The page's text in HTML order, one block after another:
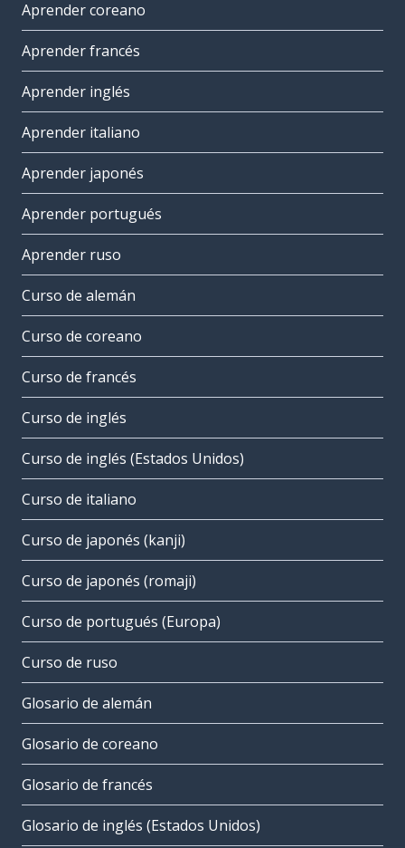
Aprender coreano
Aprender francés
Aprender inglés
Aprender italiano
Aprender japonés
Aprender portugués
Aprender ruso
Curso de alemán
Curso de coreano
Curso de francés
Curso de inglés
Curso de inglés (Estados Unidos)
Curso de italiano
Curso de japonés (kanji)
Curso de japonés (romaji)
Curso de portugués (Europa)
Curso de ruso
Glosario de alemán
Glosario de coreano
Glosario de francés
Glosario de inglés (Estados Unidos)